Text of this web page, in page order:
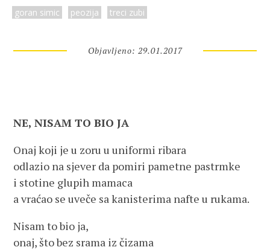
goran simic peozija treci zubi
Objavljeno: 29.01.2017
NE, NISAM TO BIO JA
Onaj koji je u zoru u uniformi ribara
odlazio na sjever da pomiri pametne pastrmke
i stotine glupih mamaca
a vraćao se uveče sa kanisterima nafte u rukama.
Nisam to bio ja,
onaj, što bez srama iz čizama